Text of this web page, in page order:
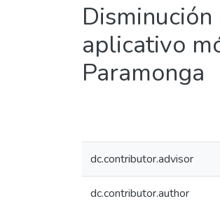
aplicativo
Paramonga
dc.contributor.advisor
dc.contributor.author